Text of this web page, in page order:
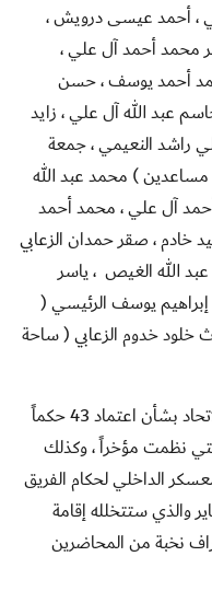
، أحمد عيسى درويش ،
محمد أحمد آل علي ،
أحمد يوسف ، حسن
عبد الله آل علي ، زايد
راشد النعيمي ، جمعة
) محمد عبد الله
آل علي ، محمد أحمد
، صقر حمدان الزعابي
الله الغيص ، ياسر
إبراهيم يوسف الرئيسي (
خلود خدوم الزعابي ( ساحة
ورفعت اللجنة توصية إلى مجلس إدارة الاتحاد بشأن اعتماد 43 حكماً
نظمت مؤخراً ، وكذلك
الداخلي لحكام الفريق
الذي سيقام للفترة من 9 إلى 13 يناير والذي ستتخلله إقامة
نخبة من المحاضرين